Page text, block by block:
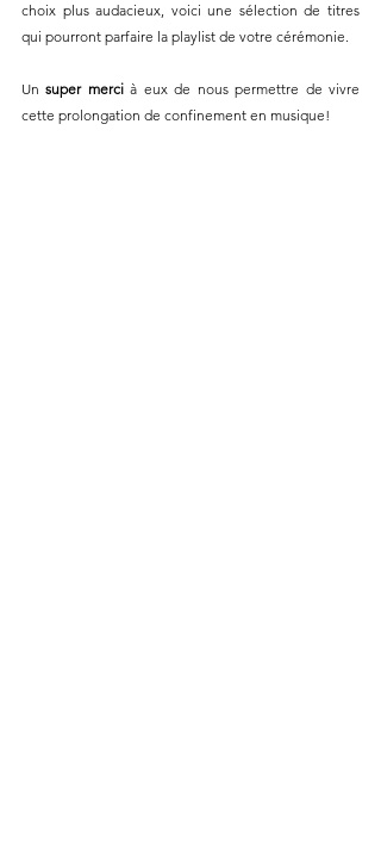
choix plus audacieux, voici une sélection de titres
qui pourront parfaire la playlist de votre cérémonie.
Un super merci à eux de nous permettre de vivre
cette prolongation de confinement en musique!